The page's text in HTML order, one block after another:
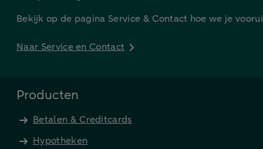
Bekijk op de pagina Service & Contact hoe we je
Naar Service en Contact
Producten
Betalen & Creditcards
Hypotheken